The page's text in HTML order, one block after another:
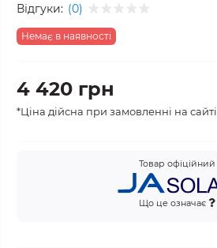
Відгуки: (0)
Немає в наявності
4 420 грн
*Ціна дійсна при замовленні на сайті
Товар офіційний
Що це означає